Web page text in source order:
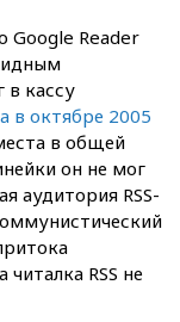
Google Reader
в кассу
в октябре 2005
в общей
он не мог
аудитория RSS-
RSS не